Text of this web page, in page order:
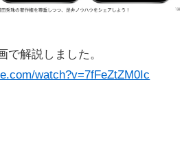
で解説しました。
watch?v=7fFeZtZM0Ic